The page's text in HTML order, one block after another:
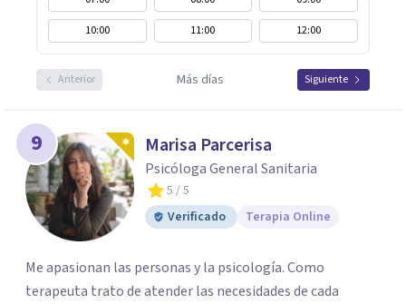
10:00
11:00 12:00
Anterior Más días Siguiente
9 Marisa Parcerisa
Psicóloga General Sanitaria
5 / 5
Verificado
Terapia Online
Me apasionan las personas y la psicología. Como
terapeuta trato de atender las necesidades de cada